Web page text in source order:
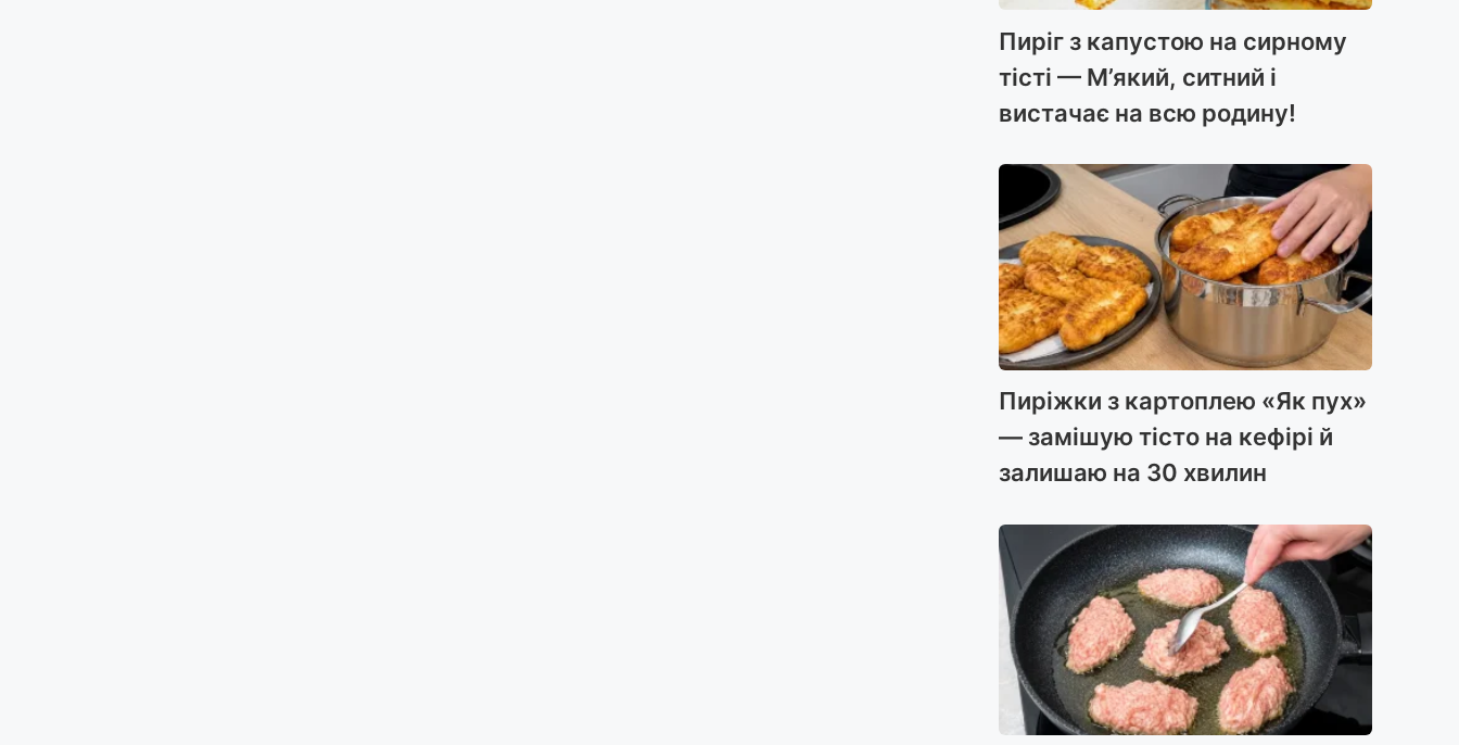
Пиріг з капустою на сирному
тісті — М’який, ситний і
вистачає на всю родину!
Пиріжки з картоплею «Як пух»
— замішую тісто на кефірі й
залишаю на 30 хвилин